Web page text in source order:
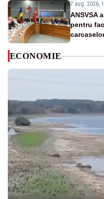
7 aug. 2026,
ANSVSA
pentru
ECONOMIE